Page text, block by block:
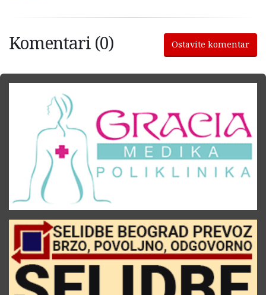
Komentari (0) Ostavite komentar